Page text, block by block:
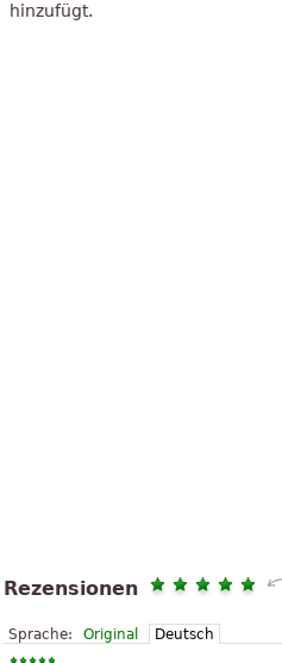
hinzufügt.
Rezensionen
Sprache: Original Deutsch